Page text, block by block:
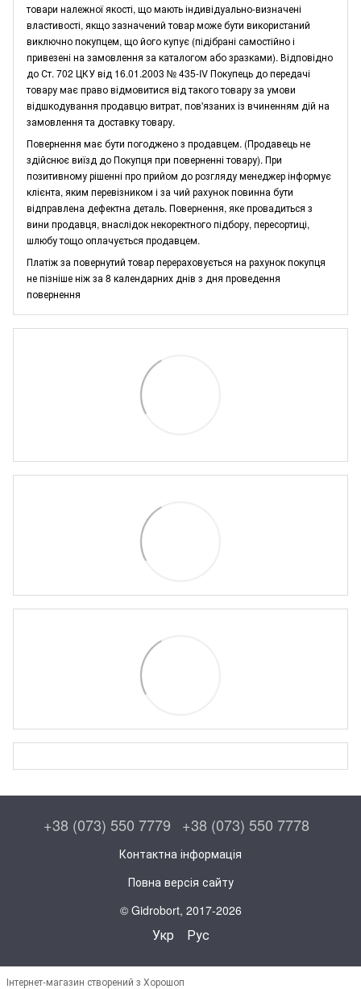
товари належної якості, що мають індивідуально-визначені
властивості, якщо зазначений товар може бути використаний
виключно покупцем, що його купує (підібрані самостійно і
привезені на замовлення за каталогом або зразками). Відповідно
до Ст. 702 ЦКУ від 16.01.2003 № 435-IV Покупець до передачі
товару має право відмовитися від такого товару за умови
відшкодування продавцю витрат, пов'язаних із вчиненням дій на
замовлення та доставку товару.
Повернення має бути погоджено з продавцем. (Продавець не
здійснює виїзд до Покупця при поверненні товару). При
позитивному рішенні про прийом до розгляду менеджер інформує
клієнта, яким перевізником і за чий рахунок повинна бути
відправлена дефектна деталь. Повернення, яке провадиться з
вини продавця, внаслідок некоректного підбору, пересортиці,
шлюбу тощо оплачується продавцем.
Платіж за повернутий товар перераховується на рахунок покупця
не пізніше ніж за 8 календарних днів з дня проведення
повернення
+38 (073) 550 7779 +38 (073) 550 7778
Контактна інформація
Повна версія сайту
© Gidrobort, 2017-2026
Укр Рус
Інтернет-магазин створений з Хорошоп